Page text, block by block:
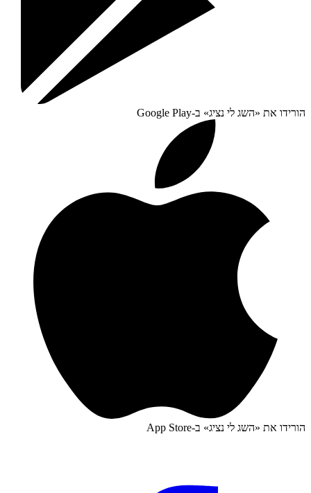
הורידו את «השג לי נציג» ב-Google Play
הורידו את «השג לי נציג» ב-App Store